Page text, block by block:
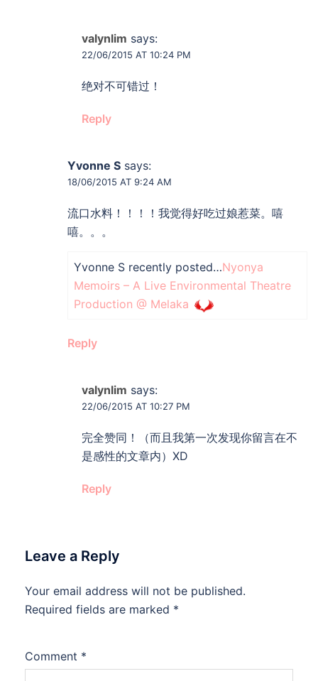
valynlim says:
22/06/2015 AT 10:24 PM
绝对不可错过！
Reply
Yvonne S says:
18/06/2015 AT 9:24 AM
流口水料！！！！我觉得好吃过娘惹菜。嘻
嘻。。。
Yvonne S recently posted…Nyonya
Memoirs – A Live Environmental Theatre
Production @ Melaka
Reply
valynlim says:
22/06/2015 AT 10:27 PM
完全赞同！（而且我第一次发现你留言在不
是感性的文章内）XD
Reply
Leave a Reply
Your email address will not be published.
Required fields are marked *
Comment *